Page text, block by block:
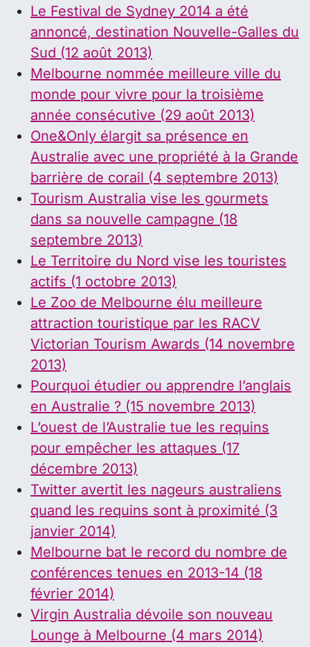
Le Festival de Sydney 2014 a été
annoncé, destination Nouvelle-Galles du
Sud (12 août 2013)
Melbourne nommée meilleure ville du
monde pour vivre pour la troisième
année consécutive (29 août 2013)
One&Only élargit sa présence en
Australie avec une propriété à la Grande
barrière de corail (4 septembre 2013)
Tourism Australia vise les gourmets
dans sa nouvelle campagne (18
septembre 2013)
Le Territoire du Nord vise les touristes
actifs (1 octobre 2013)
Le Zoo de Melbourne élu meilleure
attraction touristique par les RACV
Victorian Tourism Awards (14 novembre
2013)
Pourquoi étudier ou apprendre l’anglais
en Australie ? (15 novembre 2013)
L’ouest de l’Australie tue les requins
pour empêcher les attaques (17
décembre 2013)
Twitter avertit les nageurs australiens
quand les requins sont à proximité (3
janvier 2014)
Melbourne bat le record du nombre de
conférences tenues en 2013-14 (18
février 2014)
Virgin Australia dévoile son nouveau
Lounge à Melbourne (4 mars 2014)